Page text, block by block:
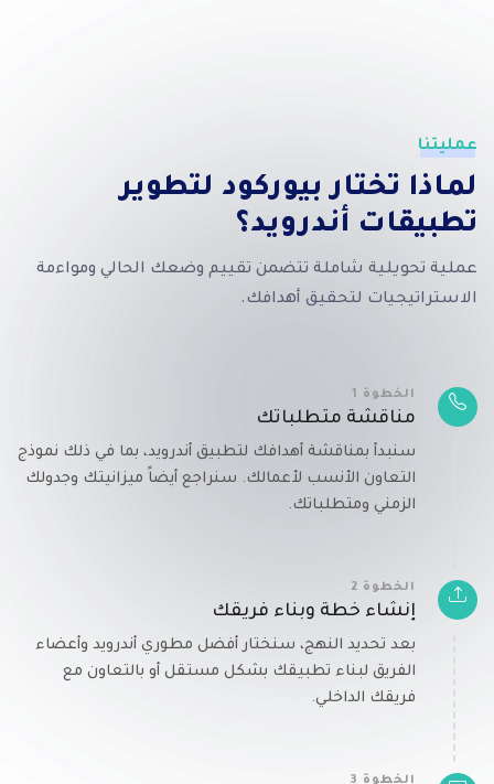
عمليتنا
لماذا تختار بيوركود لتطوير
تطبيقات أندرويد؟
عملية تحويلية شاملة تتضمن تقييم وضعك الحالي ومواءمة
الاستراتيجيات لتحقيق أهدافك.
الخطوة 1
مناقشة متطلباتك
سنبدأ بمناقشة أهدافك لتطبيق أندرويد، بما في ذلك نموذج
التعاون الأنسب لأعمالك. سنراجع أيضاً ميزانيتك وجدولك
الزمني ومتطلباتك.
الخطوة 2
إنشاء خطة وبناء فريقك
بعد تحديد النهج، سنختار أفضل مطوري أندرويد وأعضاء
الفريق لبناء تطبيقك بشكل مستقل أو بالتعاون مع
فريقك الداخلي.
الخطوة 3